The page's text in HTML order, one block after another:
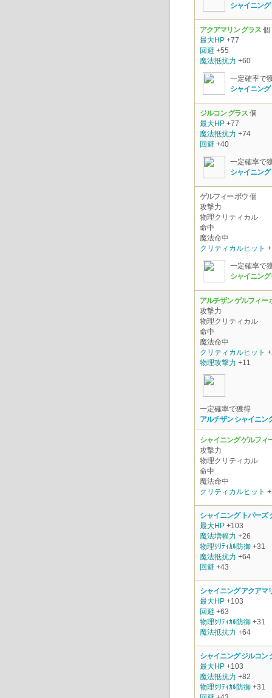
シャイニン
アクアマリン グラス 個
最大HP +77
回避 +55
魔法抵抗力 +60
一定確率で
シャイニン
ジルコン グラス 個
最大HP +77
魔法抵抗力 +74
回避 +40
一定確率で
シャイニン
ゲルフィー ボウ 個
攻撃力
物理クリティカル
命中
魔法命中
クリティカルヒット
一定確率で
シャイニン
アルチザン ゲルフィー
攻撃力
物理クリティカル
命中
魔法命中
クリティカルヒット
物理攻撃力 +11
一定確率で獲得
アルチザン シャイニン
シャイニング ゲルフィ
攻撃力
物理クリティカル
命中
魔法命中
クリティカルヒット
シャイニング トパーズ
最大HP +103
魔法増幅力 +26
物理ｸﾘﾃｨｶﾙ防御 +31
魔法抵抗力 +64
回避 +43
シャイニング アクアマ
最大HP +103
回避 +63
物理ｸﾘﾃｨｶﾙ防御 +31
魔法抵抗力 +64
シャイニング ジルコン
最大HP +103
魔法抵抗力 +82
物理ｸﾘﾃｨｶﾙ防御 +31